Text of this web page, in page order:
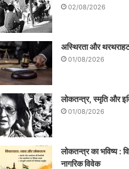
02/08/2026
अस्थिरता और
01/08/2026
लोकतन्त्र, स्मृति और
01/08/2026
लोकतन्त्र का भविष्य :
नागरिक विवेक